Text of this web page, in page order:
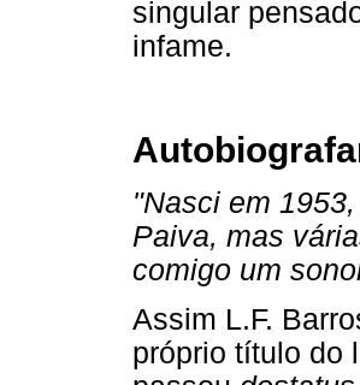
singular
infame.
"Nasci em
Paiva, mas
comigo um
Assim L.F.
próprio título do